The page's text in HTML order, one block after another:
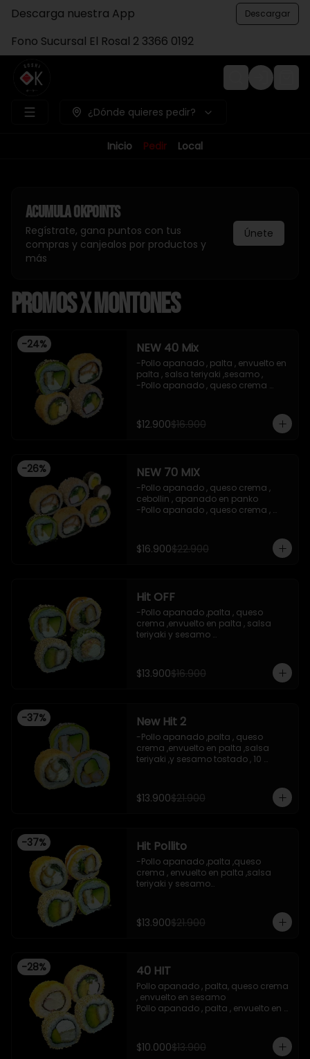
Descarga nuestra App Descargar
Fono Sucursal El Rosal 2 3366 0192
Login
¿Dónde quieres pedir?
Inicio Pedir Local
AcumulaOkpoints
Regístrate, gana puntos con tus
compras y canjealos por productos y
más
Únete
Promos x Montones
-24% NEW 40 Mix
-Pollo apanado , palta , envuelto en
palta , salsa teriyaki ,sesamo ,
-Pollo apanado , queso crema
apanado en panko .
-Kanikama , palta , cebollin ,
imagen referencial
-Precio valido con efectivo , y red
compra
$12.900$16.900
-26% NEW 70 MIX
-Pollo apanado , queso crema ,
cebollin , apanado en panko
-Pollo apanado , queso crema ,
envuelto en sesamo
-Pollo apanado , palta , envuelto en
-Palta , cebollin , envuelto en nori
(hosomaki)
-Queso crema , cebollin , envuelto
en nori (hosomaki)
-INCLUYE 2 salsas de soya ,2 salsas
$16.900$22.900
Hit OFF
-Pollo apanado ,palta , queso
crema ,envuelto en palta , salsa
teriyaki y sesamo
-Pasta de surimi ,  queso crema ,
envuelto en cibulett
-Incluye 2 salsa de soya , 1 salsa
teriyaki .
-Imagen referencial .
$13.900$16.900
-37% New Hit 2
-Pollo apanado ,palta , queso
crema ,envuelto en palta ,salsa
teriyaki ,y sesamo tostado , 10
,envuelto en palta ,salsa
acevichada ,y chichimi , 10 piezas
$13.900$21.900
-37% Hit Pollito
-Pollo apanado ,palta ,queso
crema , envuelto en palta ,salsa
teriyaki y sesamo
-Pollo apanado , cebollin , apanado
en panko , salsa umami , salsa
-incluye 2 salsas de soya , 1 salsa
teriyaki , 1wasabi , 1 gengibre , 3
palitos .
-Imagen referencial .
$13.900$21.900
-28% 40 HIT
Pollo apanado , palta, queso crema
, envuelto en sesamo
Pollo apanado , palta , envuelto en
apanado en panko
Kanikama , queso crema ,
$10.000$13.900